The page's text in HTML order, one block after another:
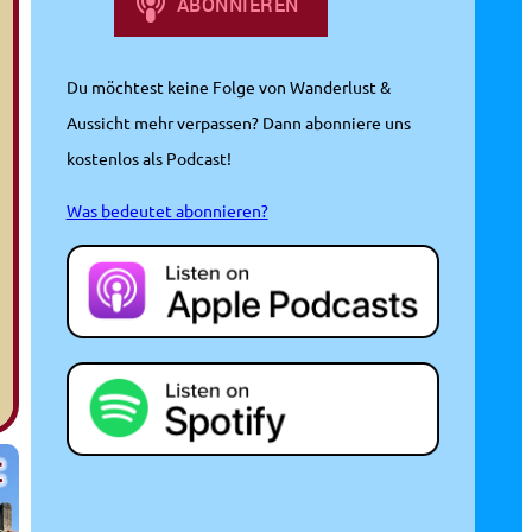
Du möchtest keine Folge von Wanderlust &
Aussicht mehr verpassen? Dann abonniere uns
kostenlos als Podcast!
Was bedeutet abonnieren?